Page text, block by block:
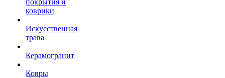
покрытия и
коврики
Искусственная
трава
Керамогранит
Ковры